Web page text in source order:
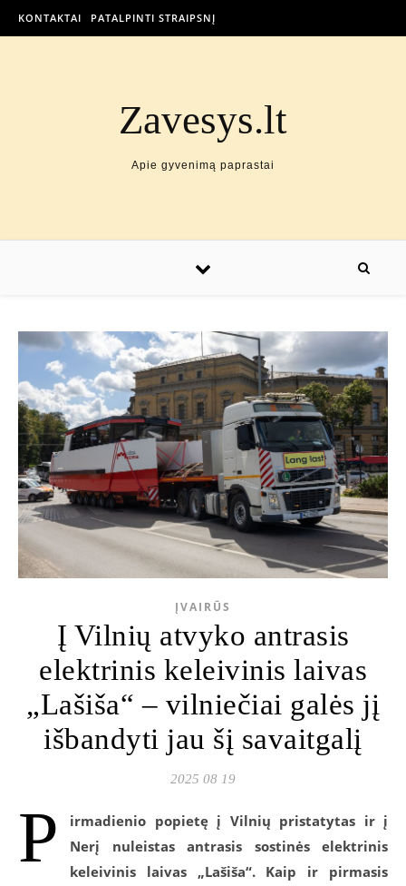
KONTAKTAI PATALPINTI STRAIPSNĮ
Zavesys.lt
Apie gyvenimą paprastai
ĮVAIRŪS
Į Vilnių atvyko antrasis
elektrinis keleivinis laivas
„Lašiša“ – vilniečiai galės jį
išbandyti jau šį savaitgalį
2025 08 19
P
irmadienio popietę į Vilnių pristatytas ir į
Nerį nuleistas antrasis sostinės elektrinis
keleivinis laivas „Lašiša“. Kaip ir pirmasis